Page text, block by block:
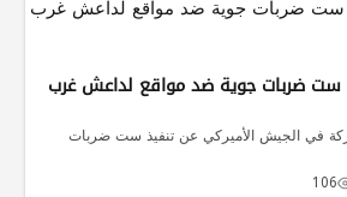
ست ضربات جوية ضد مواقع لداعش غرب
في الجيش الأميركي عن تنفيذ ست ضربات
106